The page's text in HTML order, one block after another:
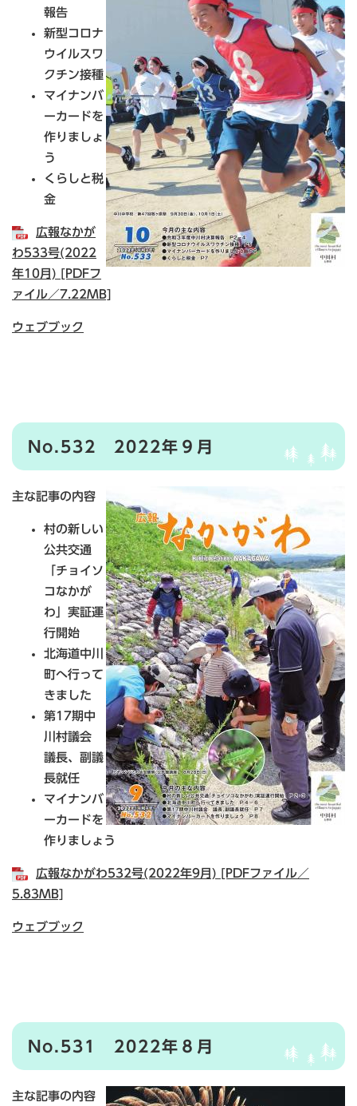
報告
新型コロナ
ウイルスワ
クチン接種
マイナンバ
ーカードを
作りましょ
う
くらしと税
金
広報なかが
わ533号(2022
年10月) [PDFフ
ァイル／7.22MB]
ウェブブック
No.532 2022年９月
主な記事の内容
村の新しい
公共交通
「チョイソ
コなかが
わ」実証運
行開始
北海道中川
町へ行って
きました
第17期中
川村議会
議長、副議
長就任
マイナンバ
ーカードを
作りましょう
広報なかがわ532号(2022年9月) [PDFファイル／
5.83MB]
ウェブブック
No.531 2022年８月
主な記事の内容